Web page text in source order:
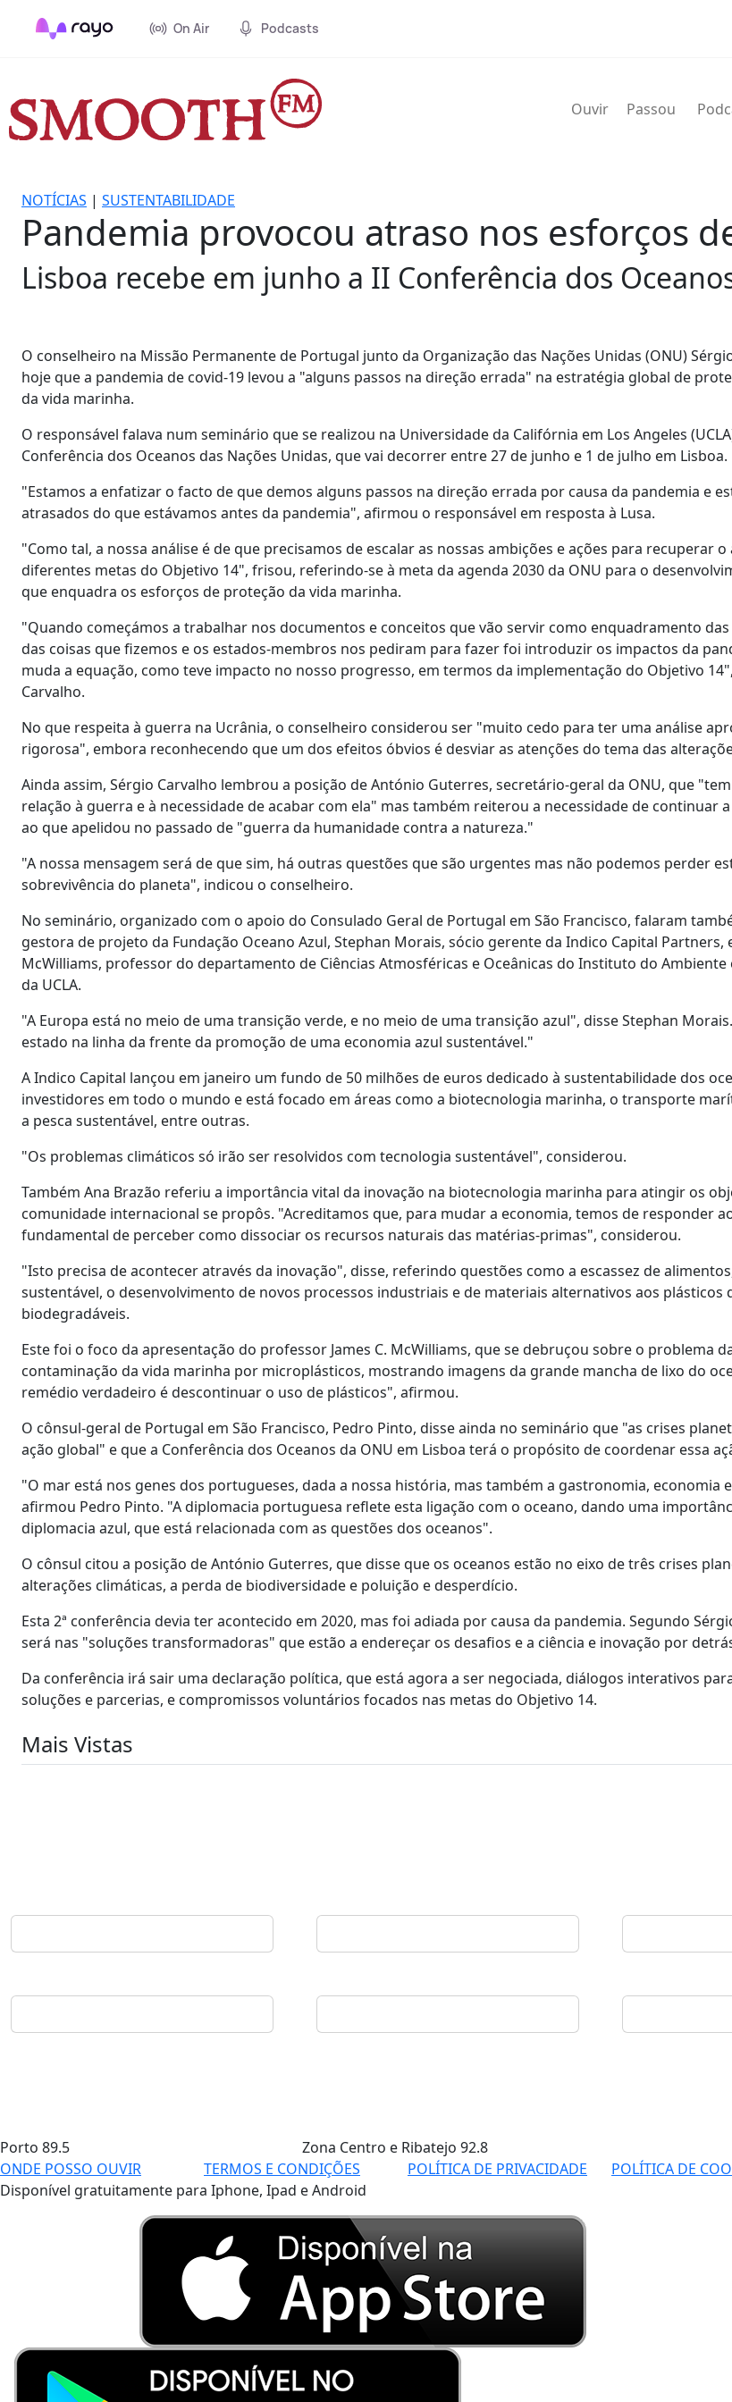
On Air Podcasts
Ouvir Passou
NOTÍCIAS | SUSTENTABILIDADE
Pandemia provocou atraso nos esforços
Lisboa recebe em junho a II Conferência dos
O conselheiro na Missão Permanente de Portugal junto da Organização das Nações Unidas (ONU)
hoje que a pandemia de covid-19 levou a "alguns passos na direção errada" na estratégia global de
da vida marinha.
O responsável falava num seminário que se realizou na Universidade da Califórnia em Los Angeles
Conferência dos Oceanos das Nações Unidas, que vai decorrer entre 27 de junho e 1 de julho em Lisboa.
"Estamos a enfatizar o facto de que demos alguns passos na direção errada por causa da pandemia e
atrasados do que estávamos antes da pandemia", afirmou o responsável em resposta à Lusa.
"Como tal, a nossa análise é de que precisamos de escalar as nossas ambições e ações para recuperar
diferentes metas do Objetivo 14", frisou, referindo-se à meta da agenda 2030 da ONU para o
que enquadra os esforços de proteção da vida marinha.
"Quando começámos a trabalhar nos documentos e conceitos que vão servir como enquadramento das
das coisas que fizemos e os estados-membros nos pediram para fazer foi introduzir os impactos da
muda a equação, como teve impacto no nosso progresso, em termos da implementação do Objetivo
Carvalho.
No que respeita à guerra na Ucrânia, o conselheiro considerou ser "muito cedo para ter uma análise
rigorosa", embora reconhecendo que um dos efeitos óbvios é desviar as atenções do tema das
Ainda assim, Sérgio Carvalho lembrou a posição de António Guterres, secretário-geral da ONU, que
relação à guerra e à necessidade de acabar com ela" mas também reiterou a necessidade de continuar
ao que apelidou no passado de "guerra da humanidade contra a natureza."
"A nossa mensagem será de que sim, há outras questões que são urgentes mas não podemos perder
sobrevivência do planeta", indicou o conselheiro.
No seminário, organizado com o apoio do Consulado Geral de Portugal em São Francisco, falaram
gestora de projeto da Fundação Oceano Azul, Stephan Morais, sócio gerente da Indico Capital Partners,
McWilliams, professor do departamento de Ciências Atmosféricas e Oceânicas do Instituto do Ambiente
da UCLA.
"A Europa está no meio de uma transição verde, e no meio de uma transição azul", disse Stephan
estado na linha da frente da promoção de uma economia azul sustentável."
A Indico Capital lançou em janeiro um fundo de 50 milhões de euros dedicado à sustentabilidade dos
investidores em todo o mundo e está focado em áreas como a biotecnologia marinha, o transporte
a pesca sustentável, entre outras.
"Os problemas climáticos só irão ser resolvidos com tecnologia sustentável", considerou.
Também Ana Brazão referiu a importância vital da inovação na biotecnologia marinha para atingir os
comunidade internacional se propôs. "Acreditamos que, para mudar a economia, temos de responder
fundamental de perceber como dissociar os recursos naturais das matérias-primas", considerou.
"Isto precisa de acontecer através da inovação", disse, referindo questões como a escassez de
sustentável, o desenvolvimento de novos processos industriais e de materiais alternativos aos plásticos
biodegradáveis.
Este foi o foco da apresentação do professor James C. McWilliams, que se debruçou sobre o problema
contaminação da vida marinha por microplásticos, mostrando imagens da grande mancha de lixo do
remédio verdadeiro é descontinuar o uso de plásticos", afirmou.
O cônsul-geral de Portugal em São Francisco, Pedro Pinto, disse ainda no seminário que "as crises
ação global" e que a Conferência dos Oceanos da ONU em Lisboa terá o propósito de coordenar essa
"O mar está nos genes dos portugueses, dada a nossa história, mas também a gastronomia, economia
afirmou Pedro Pinto. "A diplomacia portuguesa reflete esta ligação com o oceano, dando uma
diplomacia azul, que está relacionada com as questões dos oceanos".
O cônsul citou a posição de António Guterres, que disse que os oceanos estão no eixo de três crises
alterações climáticas, a perda de biodiversidade e poluição e desperdício.
Esta 2ª conferência devia ter acontecido em 2020, mas foi adiada por causa da pandemia. Segundo
será nas "soluções transformadoras" que estão a endereçar os desafios e a ciência e inovação por
Da conferência irá sair uma declaração política, que está agora a ser negociada, diálogos interativos
soluções e parcerias, e compromissos voluntários focados nas metas do Objetivo 14.
Mais Vistas
Porto 89.5 Zona Centro e Ribatejo 92.8
ONDE POSSO OUVIR
TERMOS E CONDIÇÕES POLÍTICA DE PRIVACIDADE POLÍTICA DE
Disponível gratuitamente para Iphone, Ipad e Android